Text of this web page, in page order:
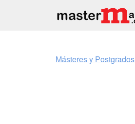
Másteres y Postgrados